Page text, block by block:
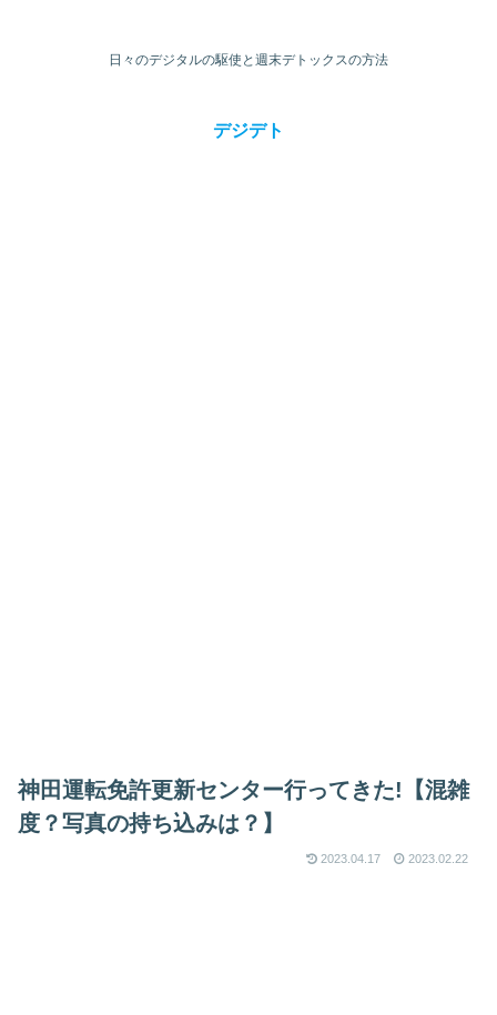
日々のデジタルの駆使と週末デトックスの方法
デジデト
神田運転免許更新センター行ってきた!【混雑
度？写真の持ち込みは？】
2023.04.17 2023.02.22